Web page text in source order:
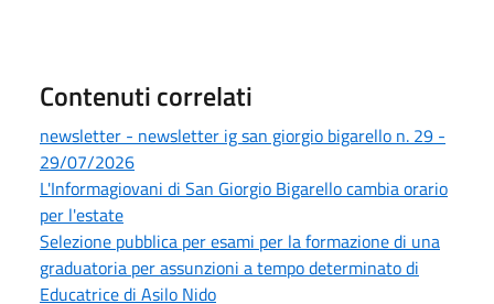
Contenuti correlati
newsletter - newsletter ig san giorgio bigarello n. 29 -
29/07/2026
L'Informagiovani di San Giorgio Bigarello cambia orario
per l'estate
Selezione pubblica per esami per la formazione di una
graduatoria per assunzioni a tempo determinato di
Educatrice di Asilo Nido